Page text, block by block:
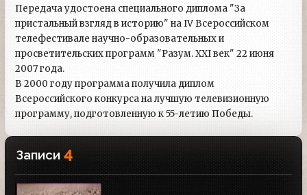
Передача удостоена специального диплома "За
пристальный взгляд в историю" на IV Всероссийском
телефестивале научно-образовательных и
просветительских программ "Разум. XXI век" 22 июня
2007 года.
В 2000 году программа получила диплом
Всероссийского конкурса на лучшую телевизионную
программу, подготовленную к 55-летию Победы.
Записи 4